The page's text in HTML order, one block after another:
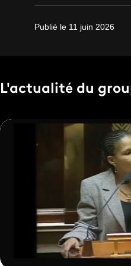
Publié le 11 juin 2026
L'actualité du